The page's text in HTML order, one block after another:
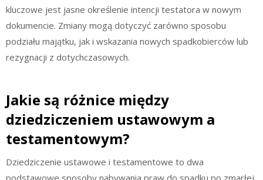
kluczowe jest jasne określenie intencji testatora w nowym
dokumencie. Zmiany mogą dotyczyć zarówno sposobu
podziału majątku, jak i wskazania nowych spadkobierców lub
rezygnacji z dotychczasowych.
Jakie są różnice między
dziedziczeniem ustawowym a
testamentowym?
Dziedziczenie ustawowe i testamentowe to dwa